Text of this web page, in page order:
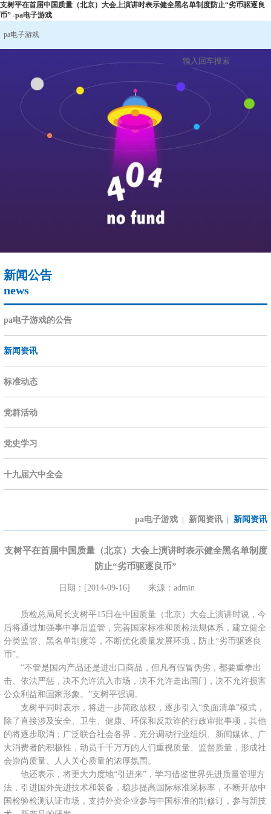
支树平在首届中国质量（北京）大会上演讲时表示健全黑名单制度防止“劣币驱逐良
币” -pa电子游戏
pa电子游戏
新闻公告
news
pa电子游戏的公告
新闻资讯
标准动态
党群活动
党史学习
十九届六中全会
pa电子游戏 新闻资讯 新闻资讯
支树平在首届中国质量（北京）大会上演讲时表示健全黑名单制度
防止“劣币驱逐良币”
日期：[2014-09-16] 来源：admin
质检总局局长支树平15日在中国质量（北京）大会上演讲时说，今
后将通过加强事中事后监管，完善国家标准和质检法规体系，建立健全
分类监管、黑名单制度等，不断优化质量发展环境，防止“劣币驱逐良
币”。
“不管是国内产品还是进出口商品，但凡有假冒伪劣，都要重拳出
击、依法严惩，决不允许流入市场，决不允许走出国门，决不允许损害
公众利益和国家形象。”支树平强调。
支树平同时表示，将进一步简政放权，逐步引入“负面清单”模式，
除了直接涉及安全、卫生、健康、环保和反欺诈的行政审批事项，其他
的将逐步取消；广泛联合社会各界，充分调动行业组织、新闻媒体、广
大消费者的积极性，动员千千万万的人们重视质量、监督质量，形成社
会崇尚质量、人人关心质量的浓厚氛围。
他还表示，将更大力度地“引进来”，学习借鉴世界先进质量管理方
法，引进国外先进技术和装备，稳步提高国际标准采标率，不断开放中
国检验检测认证市场，支持外资企业参与中国标准的制修订，参与新技